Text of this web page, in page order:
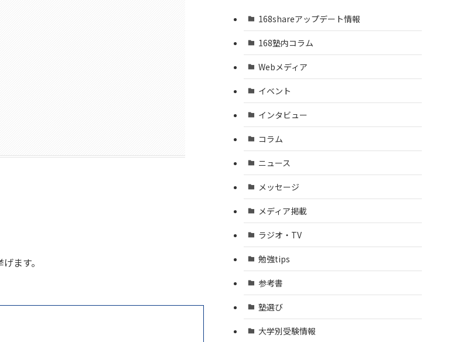
ます。
168shareアップデート情報
168塾内コラム
Webメディア
イベント
インタビュー
コラム
ニュース
メッセージ
メディア掲載
ラジオ・TV
勉強tips
参考書
塾選び
大学別受験情報